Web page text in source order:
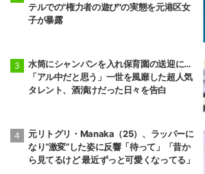
テルでの"権力者の遊び"の実態を元港区女
子が暴露
水筒にシャンパンを入れ保育園の送迎に…
「アル中だと思う」一世を風靡した超人気
タレント、酒漬けだった日々を告白
元リトグリ・Manaka（25）、ラッパーに
なり“激変”した姿に反響「待って」「昔か
ら見てるけど 最近ずっと可愛くなってる」